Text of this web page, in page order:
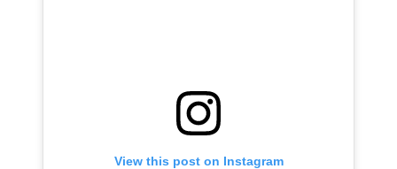
View this post on Instagram